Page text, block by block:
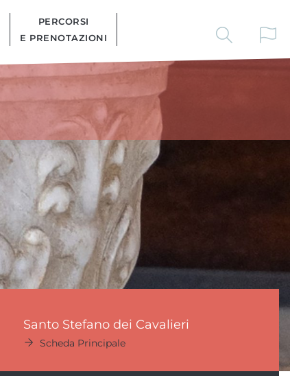
PERCORSI
E PRENOTAZIONI
Santo Stefano dei Cavalieri
Scheda Principale